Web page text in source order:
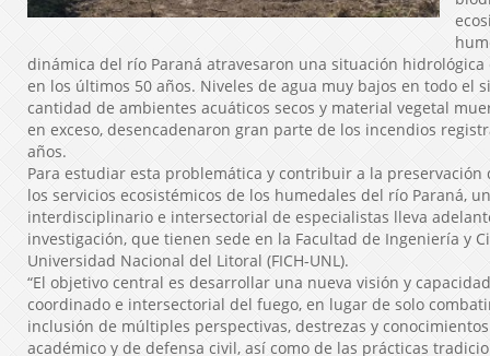
dinámica del río Paraná atravesaron una situación
en los últimos 50 años. Niveles de agua muy bajos en todo el
cantidad de ambientes acuáticos secos y material vegetal
en exceso, desencadenaron gran parte de los incendios
años.
Para estudiar esta problemática y contribuir a la
los servicios ecosistémicos de los humedales del río Paraná,
interdisciplinario e intersectorial de especialistas lleva
investigación, que tienen sede en la Facultad de Ingeniería y
Universidad Nacional del Litoral (FICH-UNL).
“El objetivo central es desarrollar una nueva visión y
coordinado e intersectorial del fuego, en lugar de solo
inclusión de múltiples perspectivas, destrezas y
académico y de defensa civil, así como de las prácticas